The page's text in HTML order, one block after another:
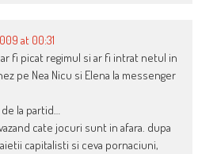
at 00:31
fi picat regimul si ar fi intrat netul in
pe Nea Nicu si Elena la messenger
la partid…
cate jocuri sunt in afara. dupa
capitalisti si ceva pornaciuni,